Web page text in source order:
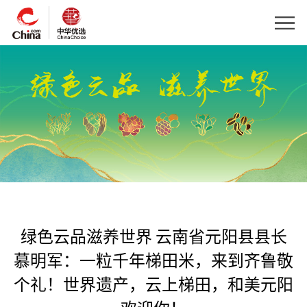
绿色云品滋养世界 云南省元阳县县长
慕明军：一粒千年梯田米，来到齐鲁敬
个礼！世界遗产，云上梯田，和美元阳